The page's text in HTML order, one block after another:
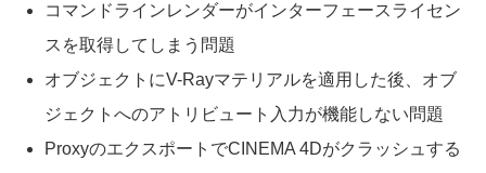
コマンドラインレンダーがインターフェースライセン
スを取得してしまう問題
オブジェクトにV-Rayマテリアルを適用した後、オブ
ジェクトへのアトリビュート入力が機能しない問題
ProxyのエクスポートでCINEMA 4Dがクラッシュする